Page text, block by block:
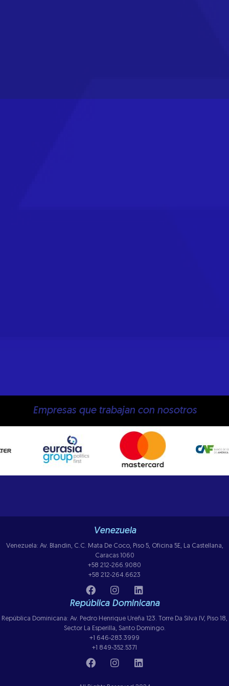
Empresas que trabajan con nosotros
Venezuela
Venezuela: Av. Blandin, C.C. Mata De Coco, Piso 5, Oficina 5E, La Castellana,
Caracas 1060
+58 212-266.9080
+58 212-264.6623
República Dominicana
República Dominicana: Av. Pedro Henrique Ureña 123. Torre Da Silva IV, Piso 18,
Sector La Esperilla, Santo Domingo.
+1 646-283.3999
+1 849-352.5371